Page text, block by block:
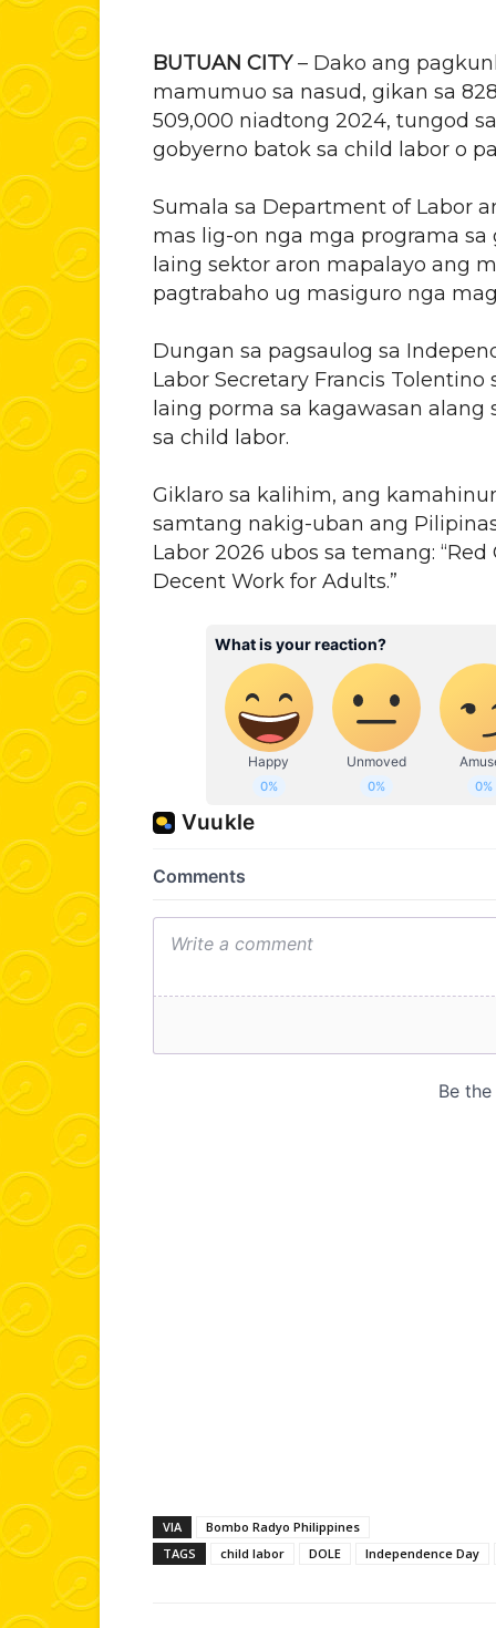
BUTUAN CITY– Dako ang
mamumuo sa nasud, gikan sa
509,000 niadtong 2024, tungod
gobyerno batok sa child labor o
Sumala sa Department of Labor
mas lig-on nga mga programa
laing sektor aron mapalayo ang
pagtrabaho ug masiguro nga
Dungan sa pagsaulog sa
Labor Secretary Francis
laing porma sa kagawasan
sa child labor.
Giklaro sa kalihim, ang
samtang nakig-uban ang
Labor 2026 ubos sa temang:
Decent Work for Adults.”
VIA
Bombo Radyo Philippines
TAGS
child labor DOLE Independence Day